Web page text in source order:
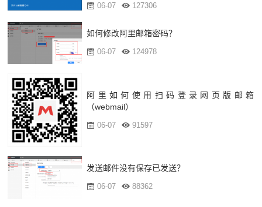
06-07 127306
如何修改阿里邮箱密码？
06-07 124978
阿里如何使用扫码登录网页版邮箱
（webmail）
06-07 91597
发送邮件没有保存已发送？
06-07 88362